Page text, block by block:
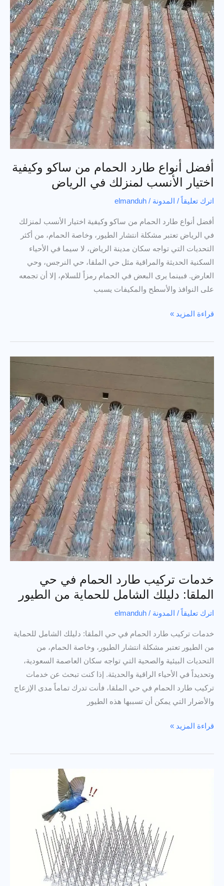
العارض
باستخدام
تقنيات
حديثة
أفضل أنواع طارد الحمام من ساكو وكيفية
اختيار الأنسب لمنزلك في الرياض
اترك تعليقاً / المدونة /
elmanduh
أفضل أنواع طارد الحمام من ساكو وكيفية اختيار الأنسب لمنزلك
في الرياض تعتبر مشكلة انتشار الطيور، وخاصة الحمام، من أكثر
التحديات التي تواجه سكان مدينة الرياض، لا سيما في الأحياء
السكنية الحديثة والمراقية مثل حي الملقا، حي النرجس، وحي
العارض. فبينما يرى البعض في الحمام رمزاً للسلام، إلا أن تجمعه
على النوافذ والأسطح والمكيفات يسبب
أفضل
طارد
ساكو
الأنسب
لمنزلك
في
الرياض
قراءة المزيد »
خدمات تركيب طارد الحمام في حي
الملقا: دليلك الشامل للحماية من الطيور
اترك تعليقاً / المدونة /
elmanduh
خدمات تركيب طارد الحمام في حي الملقا: دليلك الشامل للحماية
من الطيور تعتبر مشكلة انتشار الطيور، وخاصة الحمام، من
التحديات البيئية والصحية التي تواجه سكان العاصمة السعودية،
وتحديداً في الأحياء الراقية والحديثة. إذا كنت تبحث عن خدمات
تركيب طارد الحمام في حي الملقا، فأنت تدرك تماماً مدى الإزعاج
والأضرار التي يمكن أن تسببها هذه الطيور
خدمات
طارد
قراءة المزيد »